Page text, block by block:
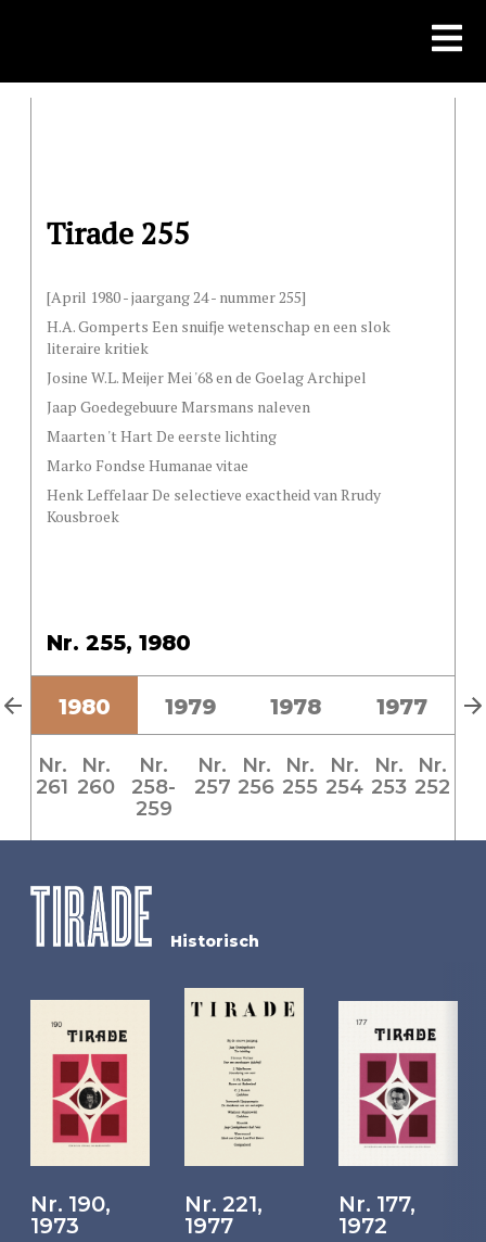
Tirade 255
[April 1980 - jaargang 24 - nummer 255]
H.A. Gomperts Een snuifje wetenschap en een slok
literaire kritiek
Josine W.L. Meijer Mei '68 en de Goelag Archipel
Jaap Goedegebuure Marsmans naleven
Maarten 't Hart De eerste lichting
Marko Fondse Humanae vitae
Henk Leffelaar De selectieve exactheid van Rrudy
Kousbroek
Nr. 255, 1980
1980 1979 1978 1977
Nr.
261
Nr.
260
Nr.
258-
259
Nr.
257
Nr.
256
Nr.
255
Nr.
254
Nr.
253
Nr.
252
Historisch
Nr. 190,
1973
Nr. 221,
1977
Nr. 177,
1972